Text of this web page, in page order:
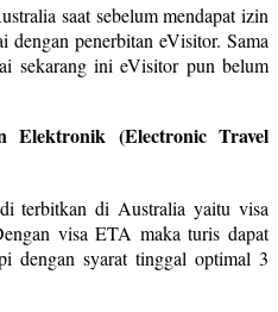
saat sebelum mendapat izin
dengan penerbitan eVisitor. Sama
sekarang ini eVisitor pun belum
Elektronik (Electronic Travel
terbitkan di Australia yaitu visa
visa ETA maka turis dapat
dengan syarat tinggal optimal 3